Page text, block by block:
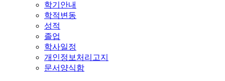
학기안내
학적변동
성적
졸업
학사일정
개인정보처리고지
문서양식함